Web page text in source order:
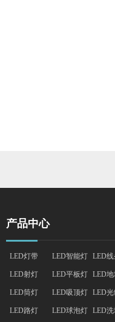
LED灯带
LED射灯
LED筒灯
LED路灯
LED
LED
LED
LED
LED智能灯
LED平板灯
LED吸顶灯
LED球泡灯
产品中心